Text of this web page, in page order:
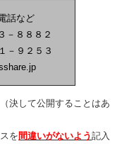
話など
－８８８２
－９２５３
決して公開することはあ
を 間違いがないよう 記入